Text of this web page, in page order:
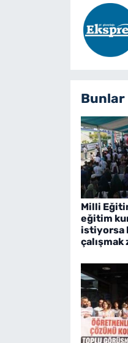
Bunlar
Milli
eğitim
istiyorsa
çalışmak